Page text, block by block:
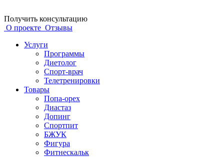
Получить консультацию
О проекте Отзывы
Услуги
Программы
Диетолог
Спорт-врач
Телетренировки
Товары
Попа-орех
Диастаз
Допинг
Спортпит
БЖУК
Фигура
Фитнескальк